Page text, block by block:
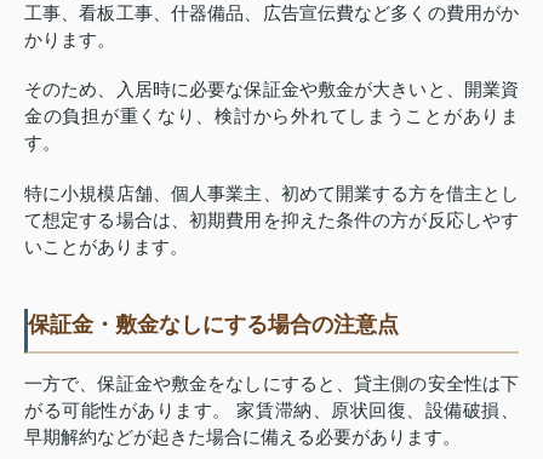
工事、看板工事、什器備品、広告宣伝費など多くの費用がか
かります。
そのため、入居時に必要な保証金や敷金が大きいと、開業資
金の負担が重くなり、検討から外れてしまうことがありま
す。
特に小規模店舗、個人事業主、初めて開業する方を借主とし
て想定する場合は、初期費用を抑えた条件の方が反応しやす
いことがあります。
保証金・敷金なしにする場合の注意点
一方で、保証金や敷金をなしにすると、貸主側の安全性は下
がる可能性があります。 家賃滞納、原状回復、設備破損、
早期解約などが起きた場合に備える必要があります。